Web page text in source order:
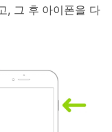
, 그 후 아이폰을 다